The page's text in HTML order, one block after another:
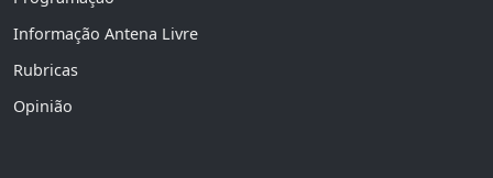
Informação Antena Livre
Rubricas
Opinião